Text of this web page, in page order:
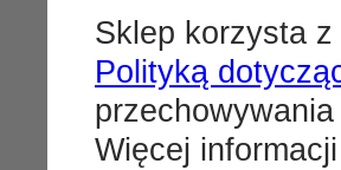
Sklep korzysta
Polityką
Więcej